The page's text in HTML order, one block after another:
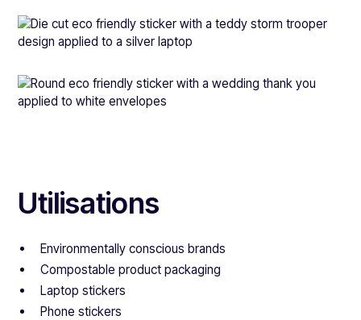
Utilisations
Environmentally conscious brands
Compostable product packaging
Laptop stickers
Phone stickers